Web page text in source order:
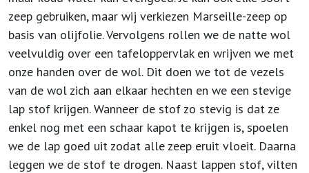
zeep gebruiken, maar wij verkiezen Marseille-zeep op
basis van olijfolie. Vervolgens rollen we de natte wol
veelvuldig over een tafeloppervlak en wrijven we met
onze handen over de wol. Dit doen we tot de vezels
van de wol zich aan elkaar hechten en we een stevige
lap stof krijgen. Wanneer de stof zo stevig is dat ze
enkel nog met een schaar kapot te krijgen is, spoelen
we de lap goed uit zodat alle zeep eruit vloeit. Daarna
leggen we de stof te drogen. Naast lappen stof, vilten